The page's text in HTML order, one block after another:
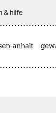
& hilfe
anhalt